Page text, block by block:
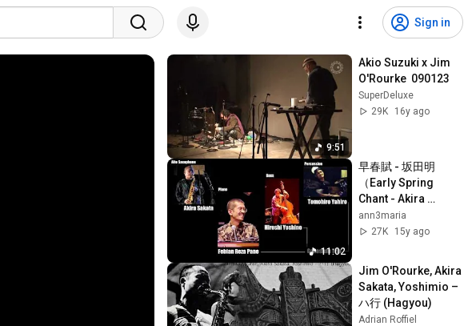
Sign in
9:51
Akio Suzuki x Jim
O'Rourke  090123
SuperDeluxe
29K
16y ago
11:02
早春賦 - 坂田明
（Early Spring
Chant - Akira
Sakata）
ann3maria
27K
15y ago
Jim O'Rourke, Akira
Sakata, Yoshimio ‎–
ハ行 (Hagyou)
Adrian Roffiel